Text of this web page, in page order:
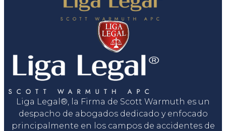
Liga Legal®, la Firma de Scott Warmuth es un
despacho de abogados dedicado y enfocado
principalmente en los campos de accidentes de